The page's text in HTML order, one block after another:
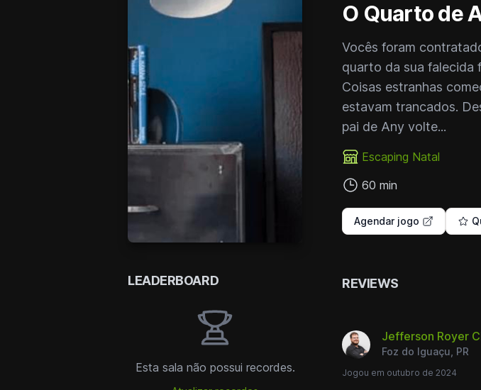
O Quarto de
Vocês foram
quarto da sua falecida
Coisas estranhas
estavam trancados.
pai de Any volte...
Escaping Natal
60 min
Agendar jogo
REVIEWS
Jefferson Royer
Foz do Iguaçu, PR
Jogou em outubro de 2024
LEADERBOARD
Esta sala não possui recordes.